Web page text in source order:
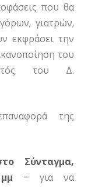
που θα
γιατρών,
εκφράσει την
του
του Δ.
της
Σύνταγμα,
– για να